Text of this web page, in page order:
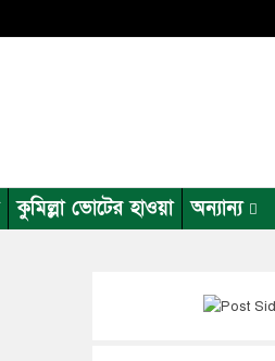
কুমিল্লা ভোটের হাওয়া অন্যান্য